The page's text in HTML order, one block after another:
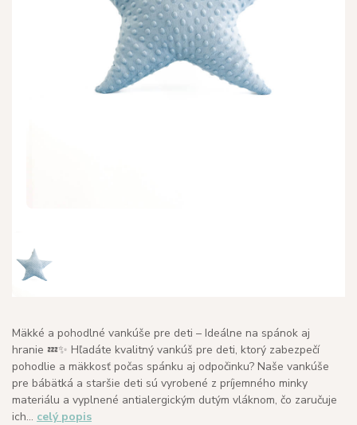
Mäkké a pohodlné vankúše pre deti – Ideálne na spánok aj
hranie 💤✨ Hľadáte kvalitný vankúš pre deti, ktorý zabezpečí
pohodlie a mäkkosť počas spánku aj odpočinku? Naše vankúše
pre bábätká a staršie deti sú vyrobené z príjemného minky
materiálu a vyplnené antialergickým dutým vláknom, čo zaručuje
ich... celý popis